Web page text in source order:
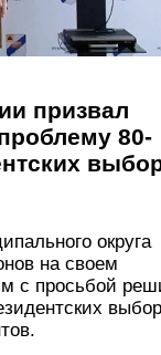
призвал
80-
округа
на своем
с просьбой